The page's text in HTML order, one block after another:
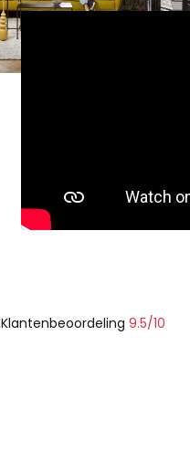
Klantenbeoordeling 9.5/10